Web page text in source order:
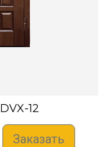
DVX-12
Заказать